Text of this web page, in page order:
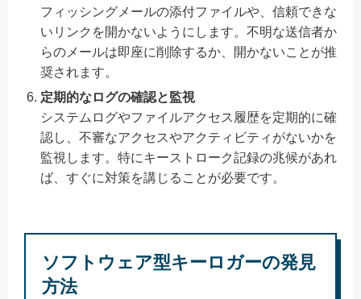
フィッシングメールの添付ファイルや、信頼できな
いリンクを開かないようにします。不明な送信者か
らのメールは即座に削除するか、開かないことが推
奨されます。
定期的なログの確認と監視
システムログやファイルアクセス履歴を定期的に確
認し、不審なアクセスやアクティビティがないかを
監視します。特にキーストローク記録の兆候があれ
ば、すぐに対策を講じることが必要です。
ソフトウェア型キーロガーの発見
方法